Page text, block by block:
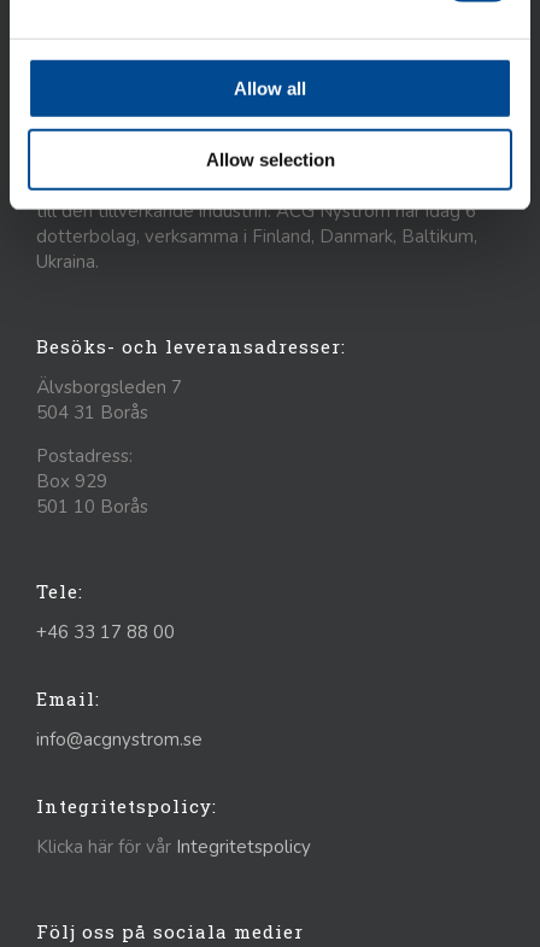
Allow all
Allow selection
ACG Nyström AB är idag ett internationellt företag som
marknadsför avancerad utrustning, system och kunskap
till den tillverkande industrin. ACG Nyström har idag 6
dotterbolag, verksamma i Finland, Danmark, Baltikum,
Ukraina.
Besöks- och leveransadresser:
Älvsborgsleden 7
504 31 Borås
Postadress:
Box 929
501 10 Borås
Tele:
+46 33 17 88 00
Email:
info@acgnystrom.se
Integritetspolicy:
Klicka här för vår Integritetspolicy
Följ oss på sociala medier